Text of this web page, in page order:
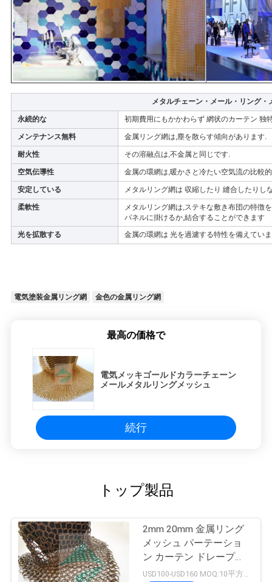
メタルチェーン・メール・リング・
永続的な 初期費用にもかかわらず 網状のカーテン 独
メンテナンス無料 金属リング網は,塵を散らす傾向があります.
耐火性 その溶融点は,不金属と同じです.
空気伝導性 金属の環網は,暖かさと冷たい空気流の比較
安定している メタルリング網は 収縮したり 縫合したりし
柔軟性
メタルリング網は,ステキな敷き布団の特徴
パネルに掛けるか,結合することができます
光を拡散する
金属の環網は 光を過濾する特性を備えてい
電気塗装金属リング網 金色の金属リング網
最高の価格で
電気メッキゴールドカラーチェーン
メールメタルリングメッシュ
続行
トップ製品
2mm 20mm 金属リング
メッシュ パーテーショ
ン カーテン ドレープ装
飾
USD100-USD160 MOQ:10平方メートル